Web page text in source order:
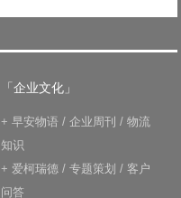
「企业文化」
+ 早安物语 / 企业周刊 / 物流
知识
+ 爱柯瑞德 / 专题策划 / 客户
问答